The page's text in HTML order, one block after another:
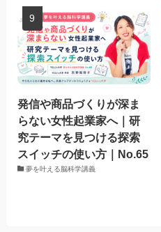
発信や商品づくりが深ま
らない女性起業家へ｜研
究テーマを見つける探索
スイッチの使い方｜No.65
夢を叶える脳科学講義